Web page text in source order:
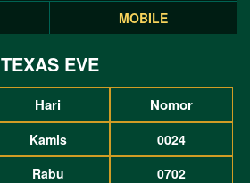
MOBILE
TEXAS EVE
Hari Nomor
Kamis
0024
Rabu
0702